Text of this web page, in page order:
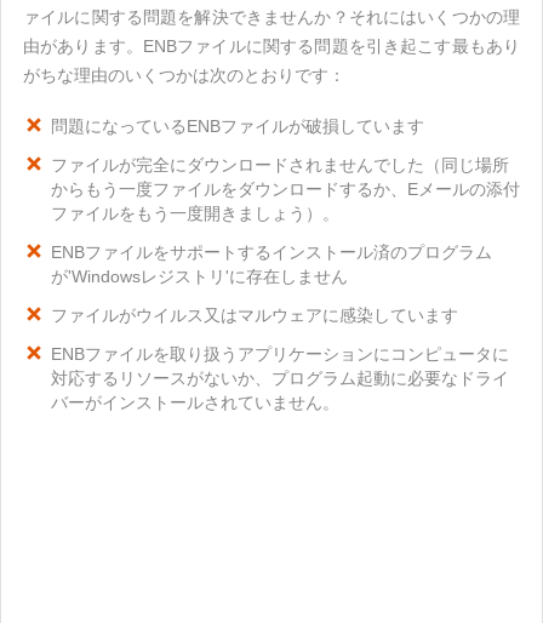
ァイルに関する問題を解決できませんか？それにはいくつかの理
由があります。ENBファイルに関する問題を引き起こす最もあり
がちな理由のいくつかは次のとおりです：
問題になっているENBファイルが破損しています
ファイルが完全にダウンロードされませんでした（同じ場所
からもう一度ファイルをダウンロードするか、Eメールの添付
ファイルをもう一度開きましょう）。
ENBファイルをサポートするインストール済のプログラム
が'Windowsレジストリ'に存在しません
ファイルがウイルス又はマルウェアに感染しています
ENBファイルを取り扱うアプリケーションにコンピュータに
対応するリソースがないか、プログラム起動に必要なドライ
バーがインストールされていません。